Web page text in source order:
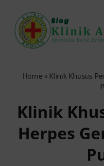
content
Reservasi Online
Home» Klinik Khusus
Klinik
Herpes